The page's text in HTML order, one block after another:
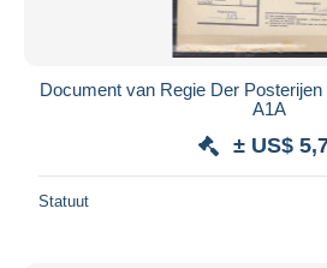
Document van Regie Der
A1A
± US$
Statuut